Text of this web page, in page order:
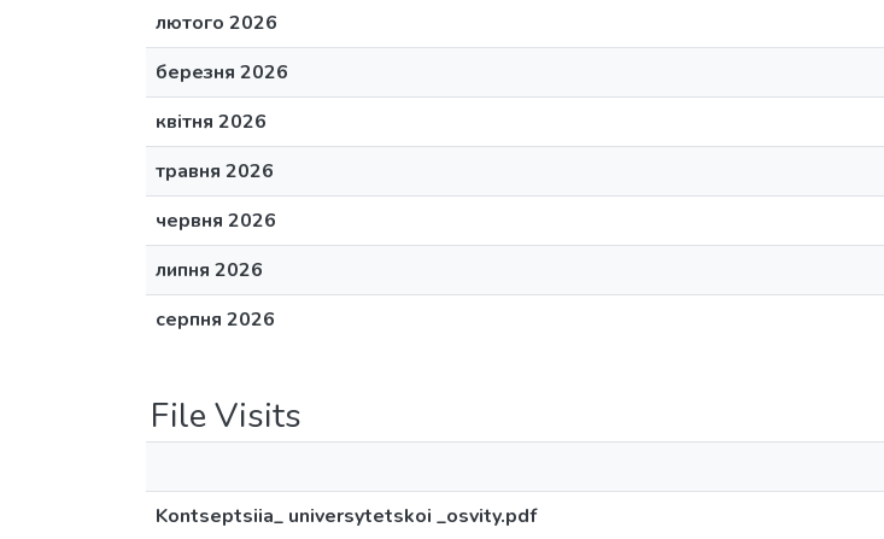
лютого 2026
березня 2026
квітня 2026
травня 2026
червня 2026
липня 2026
серпня 2026
File Visits
Kontseptsiia_ universytetskoi _osvity.pdf